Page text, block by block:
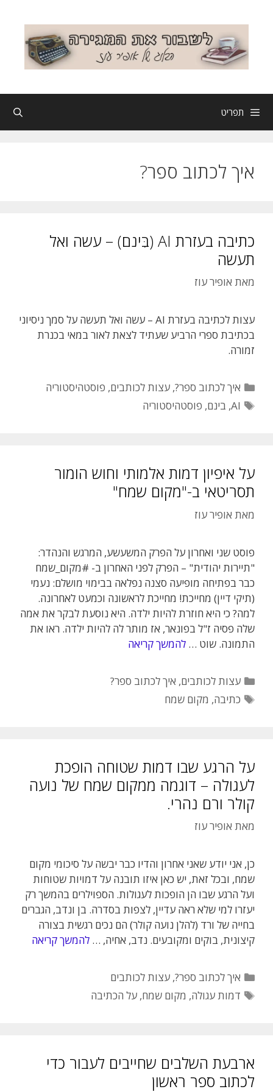
תפריט
איך לכתוב ספר?
כתיבה בעזרת AI (בִּינם) – עשה ואל
תעשה
מאת אופיר עוז
עצות לכתיבה בעזרת AI – עשה ואל תעשה על סמך ניסיוני
בכתיבת ספרי הרביע שעתיד לצאת לאור במאי בכנרת
זמורה.
קטגוריות
איך לכתוב ספר?,עצות לכותבים, פוסטהיסטוריה
תגיות
AI
, בינם, פוסטהיסטוריה
על איפיון דמות אלמותי וחוש הומור
תסריטאי ב-"מקום שמח"
מאת אופיר עוז
פוסט שני ואחרון על הפרק המשעשע, המרגש והנהדר:
"תיירות יהודית" – הפרק לפני האחרון ב- #מקום_שמח
כבר בפתיחה מופיעה סצנה נפלאה בבימוי מושלם: נעמי
(תיקי דיין) מחייכת! מחייכת לראשונה וכמעט לאחרונה.
למה? כי היא חוזרת להיות ילדה. היא נוסעת לבקר את אמה
שלה פסיה ז"ל בפונאר, אז מותר לה להיות ילדה. ראו את
התמונה. שוט … להמשך קריאה
קטגוריות
עצות לכותבים, איך לכתוב ספר?
תגיות
כתיבה, מקום שמח
על הרגע שבו דמות שטוחה הופכת
לעגולה – דוגמה ממקום שמח של נועה
קולר ורם נהרי.
מאת אופיר עוז
כן, אני יודע שאני אחרון והדיו כבר יבשה על סיכומי מקום
שמח, ובכל זאת, יש כאן איזו תובנה על דמויות שטוחות
ועל הרגע שבו הן הופכות לעגולות. הספוילרים בהמשך רק
יעזרו למי שלא ראה עדיין, לצפות בסדרה. בן ונדב, הגברים
בחייה של ורד (להלן נועה קולר) הם נכים רגשית בצורה
קיצונית, בוקים ומקובעים. נדב, אחיה, … להמשך קריאה
קטגוריות
איך לכתוב ספר?,עצות לכותבים
תגיות
דמות עגולה, מקום שמח,על הכתיבה
ארבעת השלבים שחייבים לעבור כדי
לכתוב ספר ראשון